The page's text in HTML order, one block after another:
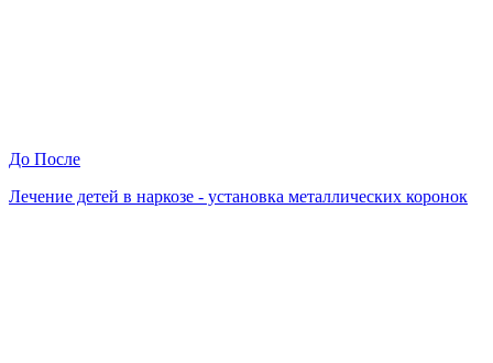
До После
Лечение детей в наркозе - установка металлических коронок